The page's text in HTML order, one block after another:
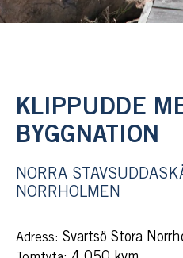
KLIPPUDDE
BYGGNATION
NORRA
NORRHOLMEN
Adress: Svartsö Stora